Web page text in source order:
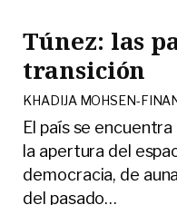
Túnez: las
transición
KHADIJA MOHSEN-
El país se
la apertura del
democracia, de
del pasado…